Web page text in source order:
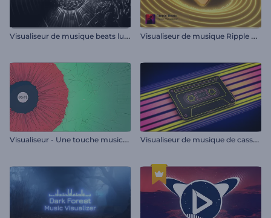
V
isualiseur de musique beats lumineux V
isualiseur de musique Ripple Beats
V
isualiseur - Une touche musicale V
isualiseur de musique de cassette rétro